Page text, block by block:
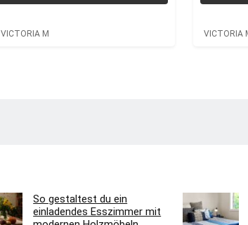
VICTORIA M VICTORIA
So gestaltest du ein
einladendes Esszimmer mit